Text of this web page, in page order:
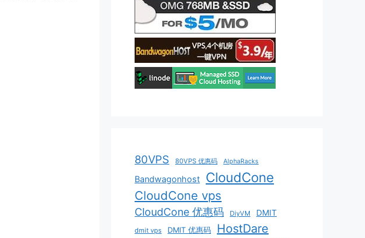
80VPS 80VPS 优惠码 AlphaRacks
Bandwagonhost CloudCone
CloudCone vps
CloudCone 优惠码 DiyVM DMIT
dmit vps DMIT 优惠码 HostDare